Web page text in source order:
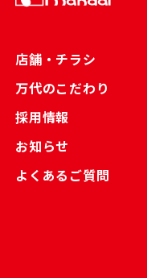
店舗・チラシ
万代のこだわり
採用情報
お知らせ
よくあるご質問